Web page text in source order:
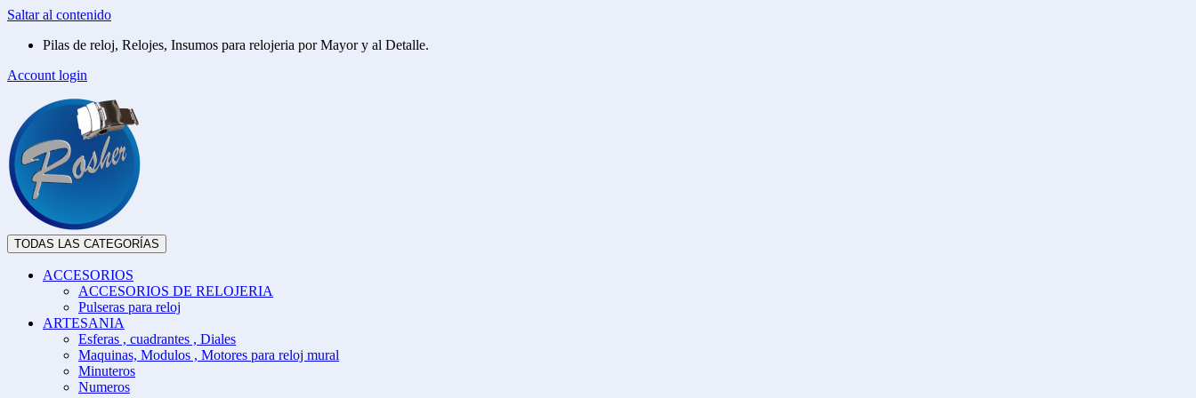
Saltar al contenido
Pilas de reloj, Relojes, Insumos para relojeria por Mayor y al Detalle.
Account login
TODAS LAS CATEGORÍAS
ACCESORIOS
ACCESORIOS DE RELOJERIA
Pulseras para reloj
ARTESANIA
Esferas , cuadrantes , Diales
Maquinas, Modulos , Motores para reloj mural
Minuteros
Numeros